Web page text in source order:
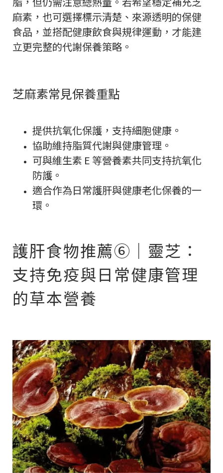
麻素，也可選擇標示清楚、來源透明的保健
食品，並搭配健康飲食與規律運動，才能建
立更完整的代謝保養策略。
芝麻素常見保養重點
提供抗氧化保護，支持細胞健康。
協助維持脂質代謝與健康管理。
可與維生素 E 等營養素共同支持抗氧化
防護。
適合作為日常護肝與健康老化保養的一
環。
護肝食物推薦⑥｜靈芝：
支持免疫與日常健康管理
的草本營養